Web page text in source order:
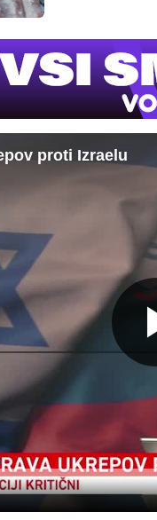
proti Izraelu